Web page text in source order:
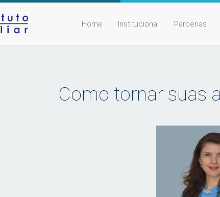
Home Institucional Parcerias
Como tornar suas